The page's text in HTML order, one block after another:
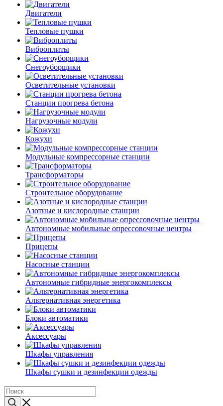
Двигатели
Тепловые пушки
Виброплиты
Снегоуборщики
Осветительные установки
Станции прогрева бетона
Нагрузочные модули
Кожухи
Модульные компрессорные станции
Трансформаторы
Строительное оборудование
Азотные и кислородные станции
Автономные мобильные опрессовочные центры
Прицепы
Насосные станции
Автономные гибридные энергокомплексы
Альтернативная энергетика
Блоки автоматики
Аксессуары
Шкафы управления
Шкафы сушки и дезинфекции одежды